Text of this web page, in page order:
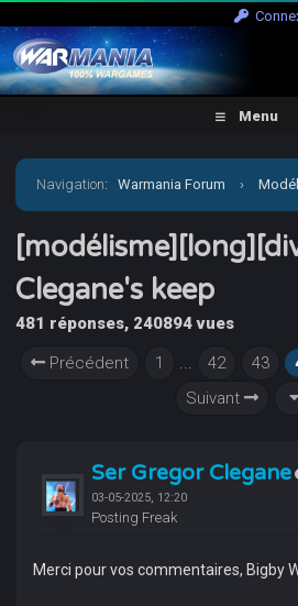
Menu
Navigation:Warmania Forum ›
Galerie › [modélisme][long][divers]
Clegane's keep
481 réponses, 240894 vues
Précédent
1 ... 42 43
Suivant
Ser Gregor Clegane
03-05-2025, 12:20
Posting Freak
Merci pour vos commentaires, Bigby